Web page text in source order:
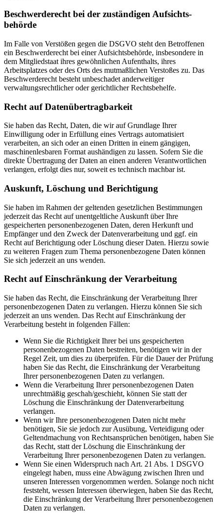
Beschwerde­recht bei der zuständigen Aufsichts­
behörde
Im Falle von Verstößen gegen die DSGVO steht den Betroffenen
ein Beschwerderecht bei einer Aufsichtsbehörde, insbesondere in
dem Mitgliedstaat ihres gewöhnlichen Aufenthalts, ihres
Arbeitsplatzes oder des Orts des mutmaßlichen Verstoßes zu. Das
Beschwerderecht besteht unbeschadet anderweitiger
verwaltungsrechtlicher oder gerichtlicher Rechtsbehelfe.
Recht auf Daten­übertrag­barkeit
Sie haben das Recht, Daten, die wir auf Grundlage Ihrer
Einwilligung oder in Erfüllung eines Vertrags automatisiert
verarbeiten, an sich oder an einen Dritten in einem gängigen,
maschinenlesbaren Format aushändigen zu lassen. Sofern Sie die
direkte Übertragung der Daten an einen anderen Verantwortlichen
verlangen, erfolgt dies nur, soweit es technisch machbar ist.
Auskunft, Löschung und Berichtigung
Sie haben im Rahmen der geltenden gesetzlichen Bestimmungen
jederzeit das Recht auf unentgeltliche Auskunft über Ihre
gespeicherten personenbezogenen Daten, deren Herkunft und
Empfänger und den Zweck der Datenverarbeitung und ggf. ein
Recht auf Berichtigung oder Löschung dieser Daten. Hierzu sowie
zu weiteren Fragen zum Thema personenbezogene Daten können
Sie sich jederzeit an uns wenden.
Recht auf Einschränkung der Verarbeitung
Sie haben das Recht, die Einschränkung der Verarbeitung Ihrer
personenbezogenen Daten zu verlangen. Hierzu können Sie sich
jederzeit an uns wenden. Das Recht auf Einschränkung der
Verarbeitung besteht in folgenden Fällen:
Wenn Sie die Richtigkeit Ihrer bei uns gespeicherten
personenbezogenen Daten bestreiten, benötigen wir in der
Regel Zeit, um dies zu überprüfen. Für die Dauer der Prüfung
haben Sie das Recht, die Einschränkung der Verarbeitung
Ihrer personenbezogenen Daten zu verlangen.
Wenn die Verarbeitung Ihrer personenbezogenen Daten
unrechtmäßig geschah/geschieht, können Sie statt der
Löschung die Einschränkung der Datenverarbeitung
verlangen.
Wenn wir Ihre personenbezogenen Daten nicht mehr
benötigen, Sie sie jedoch zur Ausübung, Verteidigung oder
Geltendmachung von Rechtsansprüchen benötigen, haben Sie
das Recht, statt der Löschung die Einschränkung der
Verarbeitung Ihrer personenbezogenen Daten zu verlangen.
Wenn Sie einen Widerspruch nach Art. 21 Abs. 1 DSGVO
eingelegt haben, muss eine Abwägung zwischen Ihren und
unseren Interessen vorgenommen werden. Solange noch nicht
feststeht, wessen Interessen überwiegen, haben Sie das Recht,
die Einschränkung der Verarbeitung Ihrer personenbezogenen
Daten zu verlangen.